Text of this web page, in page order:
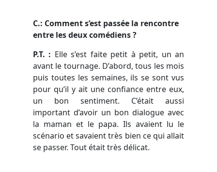
C.: Comment s’est passée la rencontre
entre les deux comédiens ?
P.T. : Elle s’est faite petit à petit, un an
avant le tournage. D’abord, tous les mois
puis toutes les semaines, ils se sont vus
pour qu’il y ait une confiance entre eux,
un bon sentiment. C’était aussi
important d’avoir un bon dialogue avec
la maman et le papa. Ils avaient lu le
scénario et savaient très bien ce qui allait
se passer. Tout était très délicat.